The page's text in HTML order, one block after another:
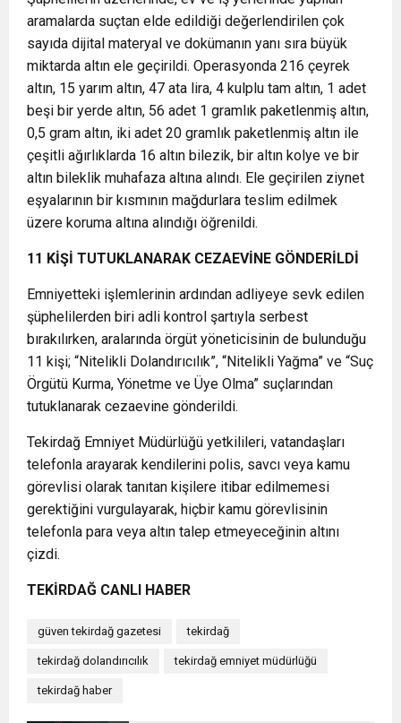
aramalarda suçtan elde edildiği değerlendirilen çok
sayıda dijital materyal ve dokümanın yanı sıra büyük
miktarda altın ele geçirildi. Operasyonda 216 çeyrek
altın, 15 yarım altın, 47 ata lira, 4 kulplu tam altın, 1 adet
beşi bir yerde altın, 56 adet 1 gramlık paketlenmiş altın,
0,5 gram altın, iki adet 20 gramlık paketlenmiş altın ile
çeşitli ağırlıklarda 16 altın bilezik, bir altın kolye ve bir
altın bileklik muhafaza altına alındı. Ele geçirilen ziynet
eşyalarının bir kısmının mağdurlara teslim edilmek
üzere koruma altına alındığı öğrenildi.
11 KİŞİ TUTUKLANARAK CEZAEVİNE GÖNDERİLDİ
Emniyetteki işlemlerinin ardından adliyeye sevk edilen
şüphelilerden biri adli kontrol şartıyla serbest
bırakılırken, aralarında örgüt yöneticisinin de bulunduğu
11 kişi; “Nitelikli Dolandırıcılık”, “Nitelikli Yağma” ve “Suç
Örgütü Kurma, Yönetme ve Üye Olma” suçlarından
tutuklanarak cezaevine gönderildi.
Tekirdağ Emniyet Müdürlüğü yetkilileri, vatandaşları
telefonla arayarak kendilerini polis, savcı veya kamu
görevlisi olarak tanıtan kişilere itibar edilmemesi
gerektiğini vurgulayarak, hiçbir kamu görevlisinin
telefonla para veya altın talep etmeyeceğinin altını
çizdi.
TEKİRDAĞ CANLI HABER
güven tekirdağ gazetesi tekirdağ
tekirdağ dolandırıcılık tekirdağ emniyet müdürlüğü
tekirdağ haber